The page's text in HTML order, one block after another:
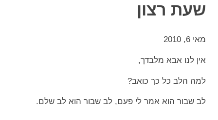
שעת רצון
מאי 6, 2010
אין לנו אבא מלבדך,
למה הלב כל כך כואב?
לב שבור הוא אמר לי פעם, לב שבור הוא לב שלם.